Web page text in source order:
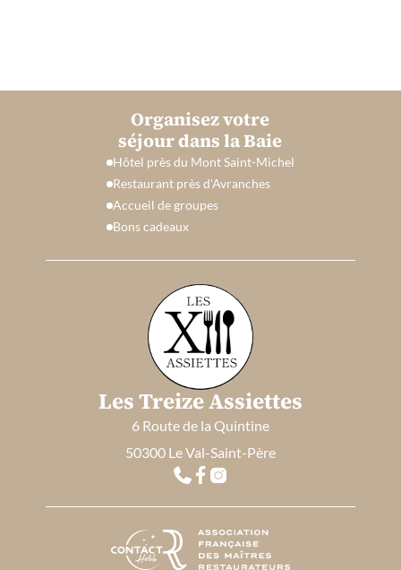
Organisez votre
séjour dans la Baie
Hôtel près du Mont Saint-Michel
Restaurant près d'Avranches
Accueil de groupes
Bons cadeaux
Les Treize Assiettes
6 Route de la Quintine
50300 Le Val-Saint-Père